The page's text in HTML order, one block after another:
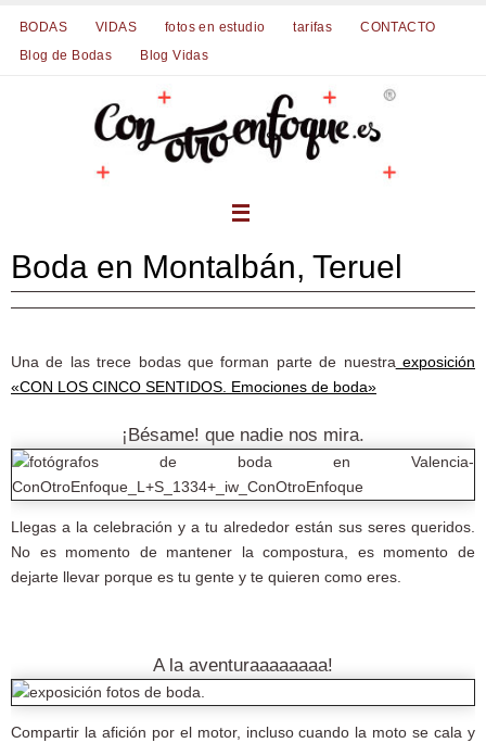
contenido
BODAS VIDAS fotos en estudio tarifas
CONTACTO
Blog de Bodas
Blog Vidas
Boda en Montalbán, Teruel
Una de las trece bodas que forman parte de nuestra exposición
«CON LOS CINCO SENTIDOS. Emociones de boda»
¡Bésame! que nadie nos mira.
Llegas a la celebración y a tu alrededor están sus seres queridos.
No es momento de mantener la compostura, es momento de
dejarte llevar porque es tu gente y te quieren como eres.
A la aventuraaaaaaaa!
Compartir la afición por el motor, incluso cuando la moto se cala y